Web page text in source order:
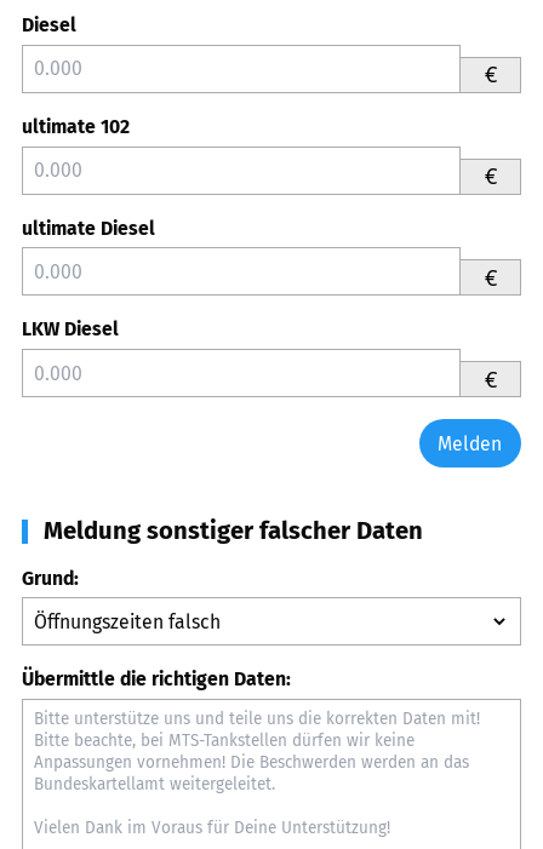
Diesel
€
ultimate 102
€
ultimate Diesel
€
LKW Diesel
€
Melden
Meldung sonstiger falscher Daten
Grund:
Übermittle die richtigen Daten: